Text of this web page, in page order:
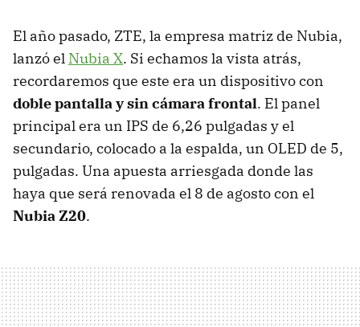
El año pasado, ZTE, la empresa matriz de Nubia,
lanzó el Nubia X. Si echamos la vista atrás,
recordaremos que este era un dispositivo con
doble pantalla y sin cámara frontal. El panel
principal era un IPS de 6,26 pulgadas y el
secundario, colocado a la espalda, un OLED de 5,
pulgadas. Una apuesta arriesgada donde las
haya que será renovada el 8 de agosto con el
Nubia Z20.